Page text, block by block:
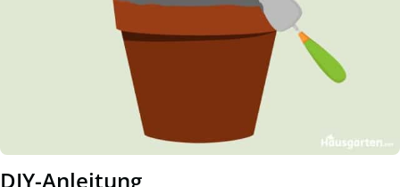
DIY-Anleitung